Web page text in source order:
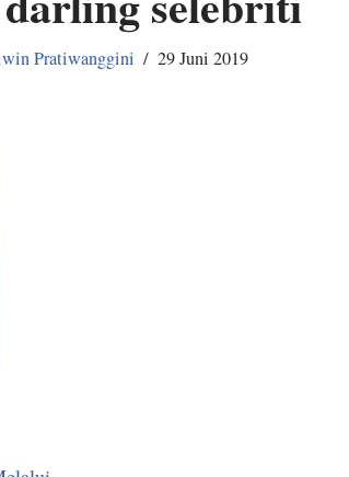
Pratiwanggini 29 Juni 2019